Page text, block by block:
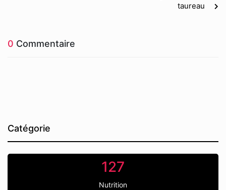
taureau
0 Commentaire
Catégorie
127
Nutrition